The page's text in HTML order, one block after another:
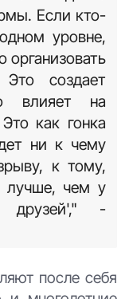
эскалация
должно
- приводит к
перегрузке.
бы люди не
Если кто-
уровне,
влияет на